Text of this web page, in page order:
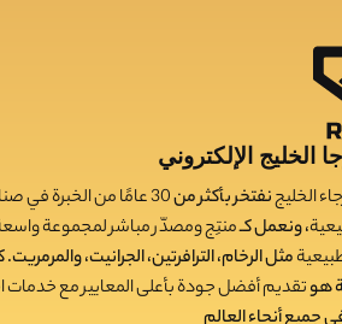
الخليج الإلكتروني
الخليجنفتخر بأكثر من30عامًا من الخبرة في
، ونعمل كـمنتِج ومصدّر مباشر لمجموعة
مثل الرخام، الترافرتين، الجرانيت،
هوتقديم أفضل جودة بأعلى المعايير مع خدمات